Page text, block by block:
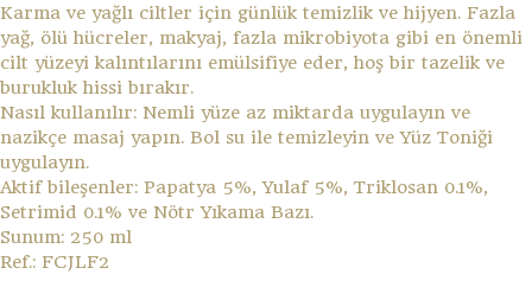
Karma ve yağlı ciltler için günlük temizlik ve hijyen. Fazla
yağ, ölü hücreler, makyaj, fazla mikrobiyota gibi en önemli
cilt yüzeyi kalıntılarını emülsifiye eder, hoş bir tazelik ve
burukluk hissi bırakır.
Nasıl kullanılır: Nemli yüze az miktarda uygulayın ve
nazikçe masaj yapın. Bol su ile temizleyin ve Yüz Toniği
uygulayın.
Aktif bileşenler: Papatya 5%, Yulaf 5%, Triklosan 0.1%,
Setrimid 0.1% ve Nötr Yıkama Bazı.
Sunum: 250 ml
Ref.: FCJLF2